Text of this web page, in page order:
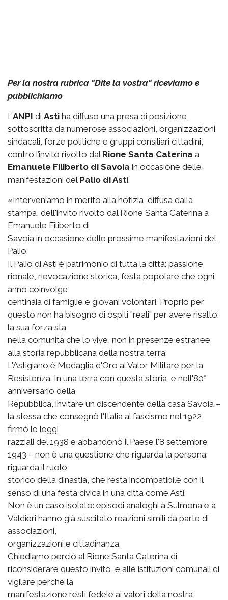
Per la nostra rubrica "Dite la vostra" riceviamo e
pubblichiamo
L’ANPI di Asti ha diffuso una presa di posizione,
sottoscritta da numerose associazioni, organizzazioni
sindacali, forze politiche e gruppi consiliari cittadini,
contro l’invito rivolto dal Rione Santa Caterina a
Emanuele Filiberto di Savoia in occasione delle
manifestazioni del Palio di Asti.
«Interveniamo in merito alla notizia, diffusa dalla
stampa, dell'invito rivolto dal Rione Santa Caterina a
Emanuele Filiberto di
Savoia in occasione delle prossime manifestazioni del
Palio.
Il Palio di Asti è patrimonio di tutta la città: passione
rionale, rievocazione storica, festa popolare che ogni
anno coinvolge
centinaia di famiglie e giovani volontari. Proprio per
questo non ha bisogno di ospiti "reali" per avere risalto:
la sua forza sta
nella comunità che lo vive, non in presenze estranee
alla storia repubblicana della nostra terra.
L'Astigiano è Medaglia d'Oro al Valor Militare per la
Resistenza. In una terra con questa storia, e nell'80°
anniversario della
Repubblica, invitare un discendente della casa Savoia –
la stessa che consegnò l'Italia al fascismo nel 1922,
firmò le leggi
razziali del 1938 e abbandonò il Paese l'8 settembre
1943 – non è una questione che riguarda la persona:
riguarda il ruolo
storico della dinastia, che resta incompatibile con il
senso di una festa civica in una città come Asti.
Non è un caso isolato: episodi analoghi a Sulmona e a
Valdieri hanno già suscitato reazioni simili da parte di
associazioni,
organizzazioni e cittadinanza.
Chiediamo perciò al Rione Santa Caterina di
riconsiderare questo invito, e alle istituzioni comunali di
vigilare perché la
manifestazione resti fedele ai valori della nostra